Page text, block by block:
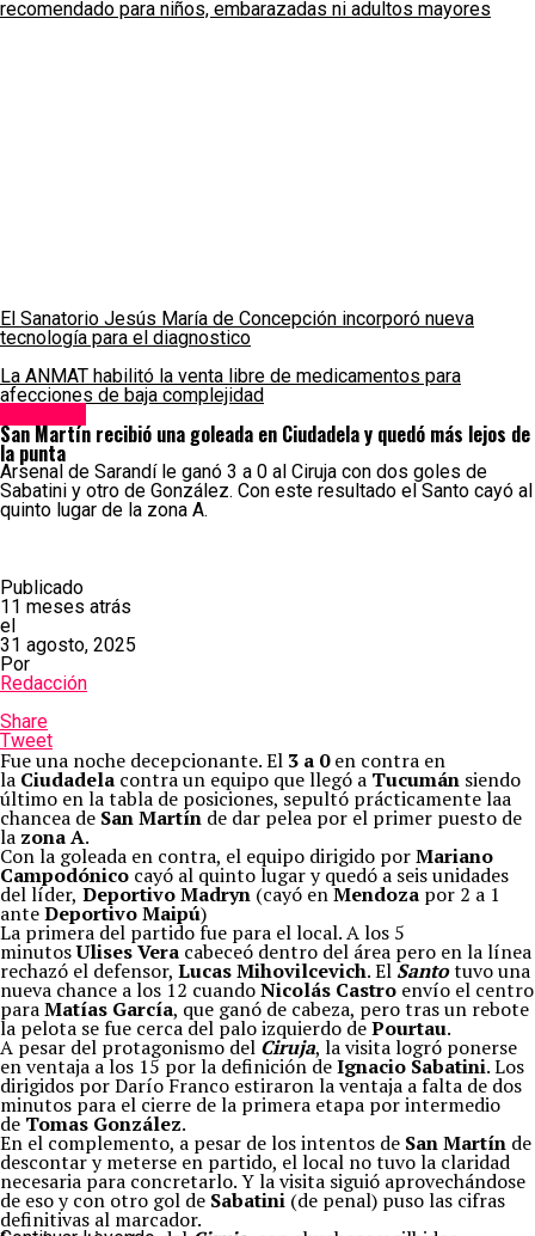
recomendado para niños, embarazadas ni adultos mayores
El Sanatorio Jesús María de Concepción incorporó nueva
tecnología para el diagnostico
La ANMAT habilitó la venta libre de medicamentos para
afecciones de baja complejidad
San Martín recibió una goleada en Ciudadela y quedó más lejos de
la punta
Arsenal de Sarandí le ganó 3 a 0 al Ciruja con dos goles de
Sabatini y otro de González. Con este resultado el Santo cayó al
quinto lugar de la zona A.
Publicado
11 meses atrás
el
31 agosto, 2025
Por
Redacción
Share
Tweet
Fue una noche decepcionante. El 3 a 0en contra en
la Ciudadela contra un equipo que llegó a Tucumán siendo
último en la tabla de posiciones, sepultó prácticamente laa
chancea de San Martín de dar pelea por el primer puesto de
la zona A.
Con la goleada en contra, el equipo dirigido porMariano
Campodónico cayó al quinto lugar y quedó a seis unidades
del líder, Deportivo Madryn (cayó enMendoza por 2 a 1
anteDeportivo Maipú)
La primera del partido fue para el local. A los 5
minutosUlises Vera cabeceó dentro del área pero en la línea
rechazó el defensor, Lucas Mihovilcevich. ElSantotuvo una
nueva chance a los 12 cuandoNicolás Castro envío el centro
paraMatías García, que ganó de cabeza, pero tras un rebote
la pelota se fue cerca del palo izquierdo dePourtau.
A pesar del protagonismo del Ciruja, la visita logró ponerse
en ventaja a los 15 por la definición deIgnacio Sabatini. Los
dirigidos por Darío Franco estiraron la ventaja a falta de dos
minutos para el cierre de la primera etapa por intermedio
de Tomas González.
En el complemento, a pesar de los intentos de San Martín de
descontar y meterse en partido, el local no tuvo la claridad
necesaria para concretarlo. Y la visita siguió aprovechándose
de eso y con otro gol de Sabatini (de penal) puso las cifras
definitivas al marcador.